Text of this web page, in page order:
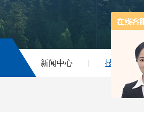
新闻中心 技术文章